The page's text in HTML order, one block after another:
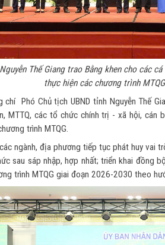
Thế Giang trao Bằng khen cho các
thực hiện các chương trình
chí Phó Chủ tịch UBND tỉnh Nguyễn Thế
MTTQ, các tổ chức chính trị - xã hội,
trình MTQG.
ngành, địa phương tiếp tục phát huy vai
sau sáp nhập, hợp nhất; triển khai đồng
trình MTQG giai đoạn 2026-2030 theo